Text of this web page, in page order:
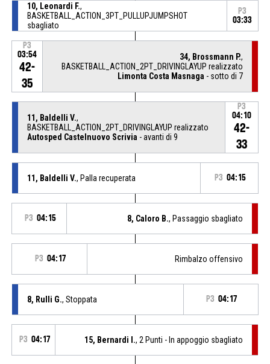
10, Leonardi F.,
BASKETBALL_ACTION_3PT_PULLUPJUMPSHOT
sbagliato
P3
03:33
P3
03:54
42-
35
34, Brossmann P.,
BASKETBALL_ACTION_2PT_DRIVINGLAYUP realizzato
Limonta Costa Masnaga - sotto di 7
11, Baldelli V.,
BASKETBALL_ACTION_2PT_DRIVINGLAYUP realizzato
Autosped Castelnuovo Scrivia - avanti di 9
P3
04:10
42-
33
11, Baldelli V., Palla recuperata P3 04:15
P3 04:15 8, Caloro B., Passaggio sbagliato
P3 04:17 Rimbalzo offensivo
8, Rulli G., Stoppata P3 04:17
P3 04:17 15, Bernardi I., 2 Punti - In appoggio sbagliato